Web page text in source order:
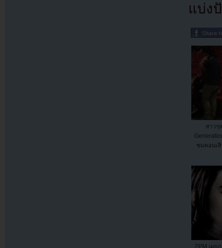
แบ่ง
สาวๆ
ชมคอนเสิ
2PM เผย